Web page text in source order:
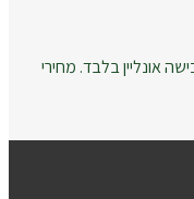
אונליין בלבד. מחירי